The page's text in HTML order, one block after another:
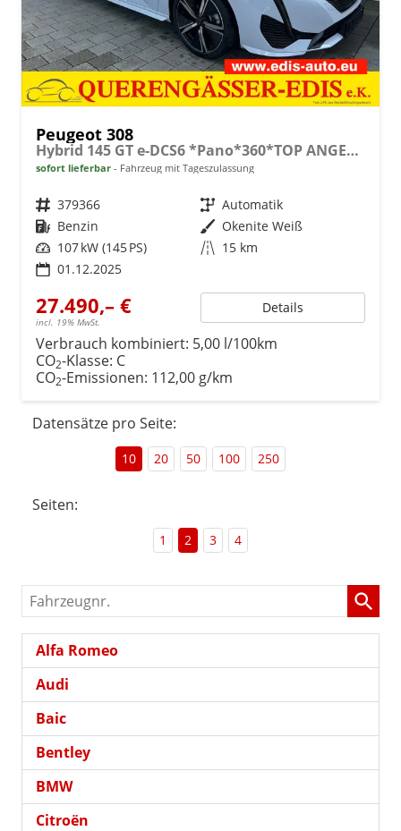
Peugeot 308
Hybrid 145 GT e-DCS6 *Pano*360*TOP ANGEBOT
sofort lieferbar Fahrzeug mit Tageszulassung
Fahrzeugnr. 379366 Getriebe Automatik
Kraftstoff Benzin Außenfarbe Okenite Weiß
Leistung 107 kW (145 PS) Kilometerstand 15 km
01.12.2025
27.490,– €
incl. 19% MwSt.
Details
Verbrauch kombiniert: 5,00 l/100km
CO2-Klasse: C
CO2-Emissionen: 112,00 g/km
Datensätze pro Seite:
10 20 50 100 250
Seiten:
1 2 3 4
Fahrzeugnr.
Alfa Romeo
Audi
Baic
Bentley
BMW
Citroën